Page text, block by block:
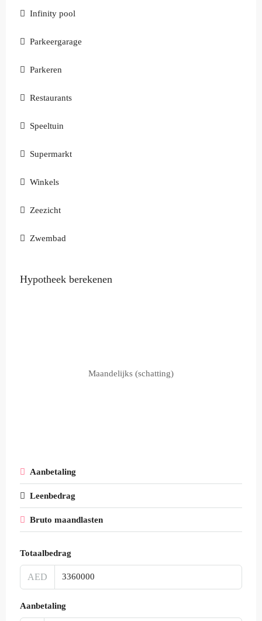
Infinity pool
Parkeergarage
Parkeren
Restaurants
Speeltuin
Supermarkt
Winkels
Zeezicht
Zwembad
Hypotheek berekenen
Maandelijks (schatting)
Aanbetaling
Leenbedrag
Bruto maandlasten
Totaalbedrag
AED
Aanbetaling